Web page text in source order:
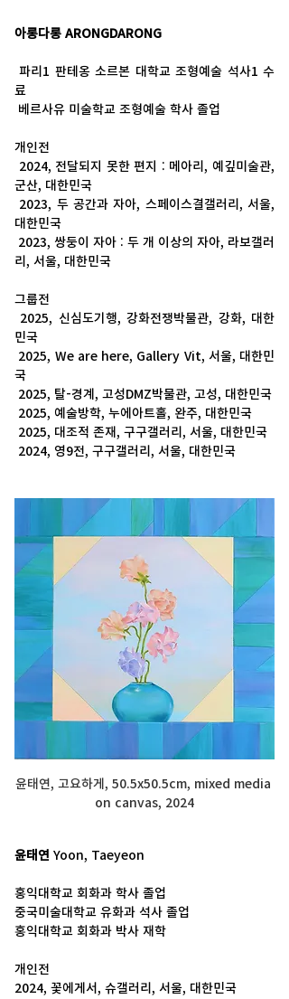
아롱다롱 ARONGDARONG
파리1 판테옹 소르본 대학교 조형예술 석사1 수
료
베르사유 미술학교 조형예술 학사 졸업
개인전
2024, 전달되지 못한 편지 : 메아리, 예깊미술관,
군산, 대한민국
2023, 두 공간과 자아, 스페이스결갤러리, 서울,
대한민국
2023, 쌍둥이 자아 : 두 개 이상의 자아, 라보갤러
리, 서울, 대한민국
그룹전
2025, 신심도기행, 강화전쟁박물관, 강화, 대한
민국
2025, We are here, Gallery Vit, 서울, 대한민
국
2025, 탈-경계, 고성DMZ박물관, 고성, 대한민국
2025, 예술방학, 누에아트홀, 완주, 대한민국
2025, 대조적 존재, 구구갤러리, 서울, 대한민국
2024, 영9전, 구구갤러리, 서울, 대한민국
윤태연, 고요하게, 50.5x50.5cm, mixed media
on canvas, 2024
윤태연 Yoon, Taeyeon
홍익대학교 회화과 학사 졸업
중국미술대학교 유화과 석사 졸업
홍익대학교 회화과 박사 재학
개인전
2024, 꽃에게서, 슈갤러리, 서울, 대한민국